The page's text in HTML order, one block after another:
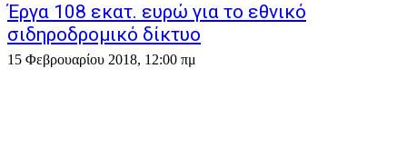
Έργα 108 εκατ. ευρώ για το εθνικό
σιδηροδρομικό δίκτυο
15 Φεβρουαρίου 2018, 12:00 πμ